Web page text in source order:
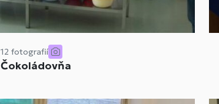
12 fotografií
Čokoládovňa